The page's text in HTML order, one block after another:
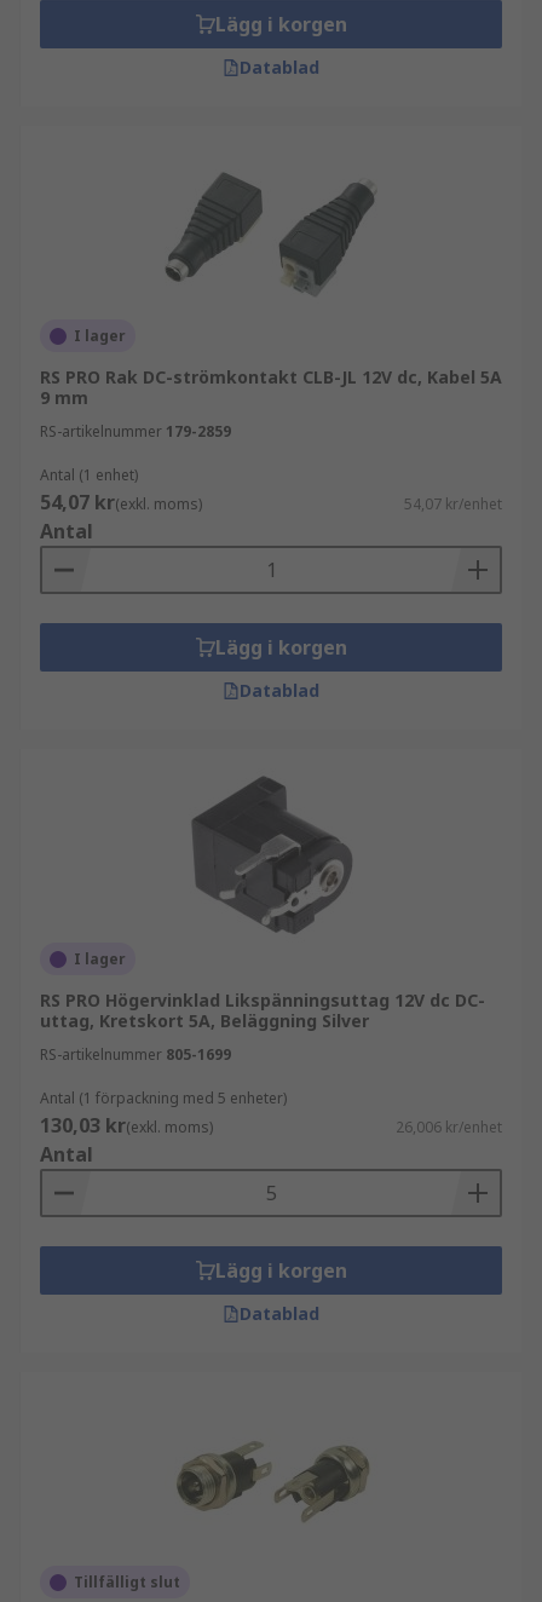
Lägg i korgen
Datablad
I lager
RS PRO Rak DC-strömkontakt CLB-JL 12V dc, Kabel 5A
9 mm
RS-artikelnummer 179-2859
Antal (1 enhet)
54,07 kr(exkl. moms) 54,07 kr/enhet
Antal
Lägg i korgen
Datablad
I lager
RS PRO Högervinklad Likspänningsuttag 12V dc DC-
uttag, Kretskort 5A, Beläggning Silver
RS-artikelnummer 805-1699
Antal (1 förpackning med 5 enheter)
130,03 kr(exkl. moms) 26,006 kr/enhet
Antal
Lägg i korgen
Datablad
Tillfälligt slut